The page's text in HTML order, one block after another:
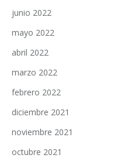
junio 2022
mayo 2022
abril 2022
marzo 2022
febrero 2022
diciembre 2021
noviembre 2021
octubre 2021